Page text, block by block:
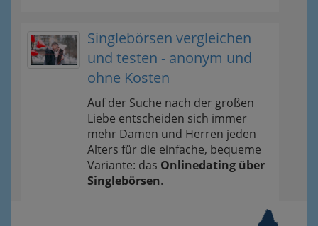
Singlebörsen vergleichen
und testen - anonym und
ohne Kosten
Auf der Suche nach der großen
Liebe entscheiden sich immer
mehr Damen und Herren jeden
Alters für die einfache, bequeme
Variante: das Onlinedating über
Singlebörsen.